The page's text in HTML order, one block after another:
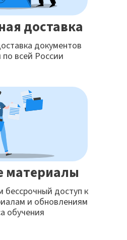
доставка
документов
по всей России
материалы
бессрочный доступ к
и обновлениям
обучения